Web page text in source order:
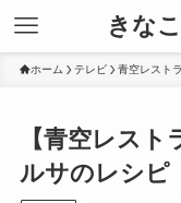
きな
ホーム テレビ 青空レスト
【青空レス
ルサのレシピ